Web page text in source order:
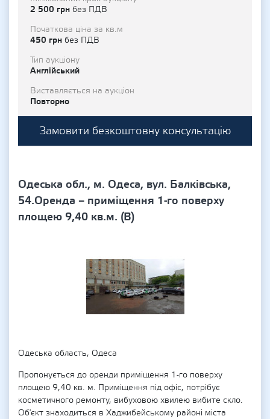
2 500 грн без ПДВ
Початкова ціна за кв.м
450 грн без ПДВ
Тип аукціону
Англійський
Виставляється на аукціон
Повторно
Замовити безкоштовну консультацію
Одеська обл., м. Одеса, вул. Балківська,
54.Оренда – приміщення 1-го поверху
площею 9,40 кв.м. (В)
Одеська область, Одеса
Пропонується до оренди приміщення 1-го поверху
площею 9,40 кв. м. Приміщення під офіс, потрібує
косметичного ремонту, вибуховою хвилею вибите скло.
Об'єкт знаходиться в Хаджибейському районі міста